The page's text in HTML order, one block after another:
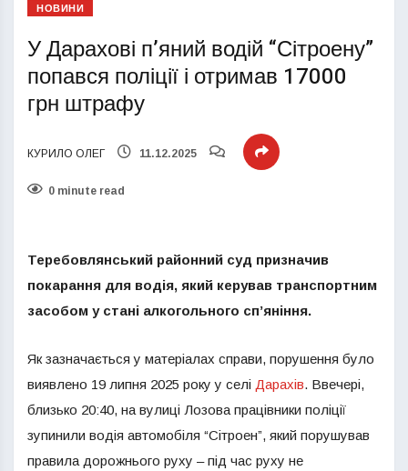
НОВИНИ
У Дарахові п’яний водій “Сітроену”
попався поліції і отримав 17000
грн штрафу
КУРИЛО ОЛЕГ 11.12.2025
0 minute read
Теребовлянський районний суд призначив
покарання для водія, який керував транспортним
засобом у стані алкогольного сп’яніння.
Як зазначається у матеріалах справи, порушення було
виявлено 19 липня 2025 року у селі Дарахів. Ввечері,
близько 20:40, на вулиці Лозова працівники поліції
зупинили водія автомобіля “Сітроен”, який порушував
правила дорожнього руху – під час руху не